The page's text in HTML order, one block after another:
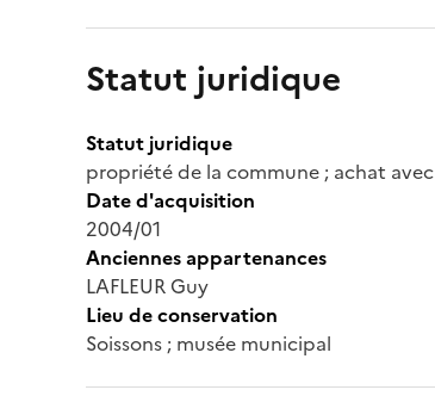
Statut juridique
Statut juridique
propriété de la commune ; achat
Date d'acquisition
2004/01
Anciennes appartenances
LAFLEUR Guy
Lieu de conservation
Soissons ; musée municipal